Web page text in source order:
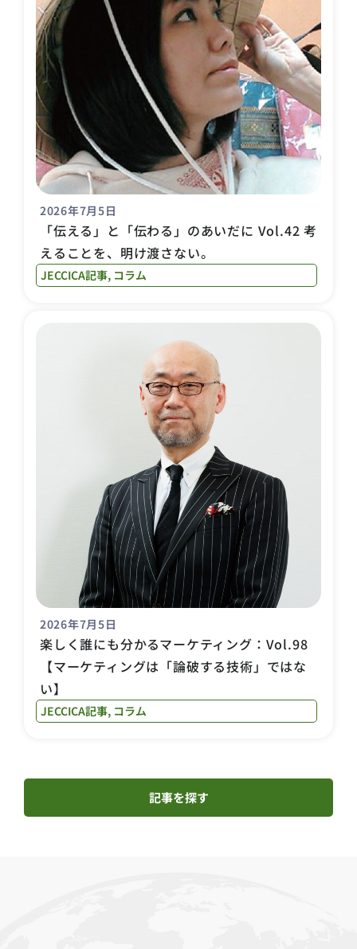
2026年7月5日
「伝える」と「伝わる」のあいだに Vol.42 考
えることを、明け渡さない。
JECCICA記事, コラム
2026年7月5日
楽しく誰にも分かるマーケティング：Vol.98
【マーケティングは「論破する技術」ではな
い】
JECCICA記事, コラム
記事を探す